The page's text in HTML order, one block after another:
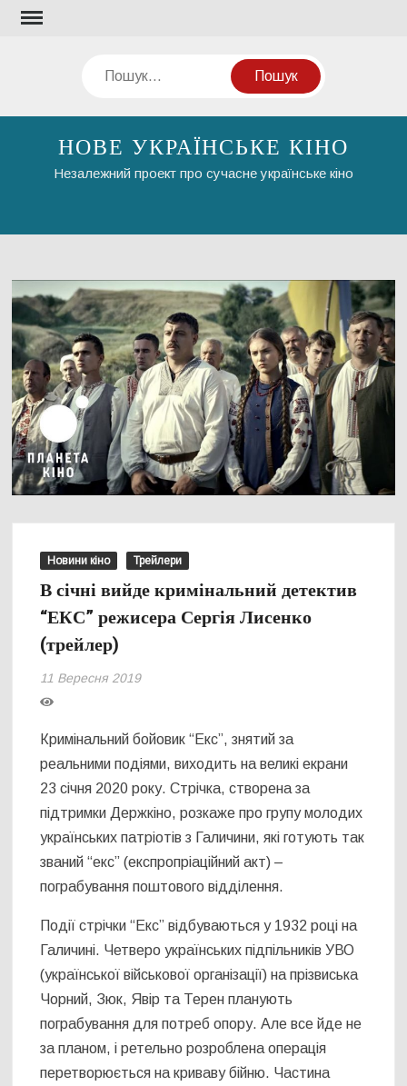
Перейти
Пошук
НОВЕ УКРАЇНСЬКЕ КІНО
Незалежний проект про сучасне українське кіно
Новини кіно Трейлери
В січні вийде кримінальний детектив
“ЕКС” режисера Сергія Лисенко
(трейлер)
11 Вересня 2019
Кримінальний бойовик “Екс”, знятий за
реальними подіями, виходить на великі екрани
23 січня 2020 року. Стрічка, створена за
підтримки Держкіно, розкаже про групу молодих
українських патріотів з Галичини, які готують так
званий “екс” (експропріаційний акт) –
пограбування поштового відділення.
Події стрічки “Екс” відбуваються у 1932 році на
Галичині. Четверо українських підпільників УВО
(української військової організації) на прізвиська
Чорний, Зюк, Явір та Терен планують
пограбування для потреб опору. Але все йде не
за планом, і ретельно розроблена операція
перетворюється на криваву бійню. Частина